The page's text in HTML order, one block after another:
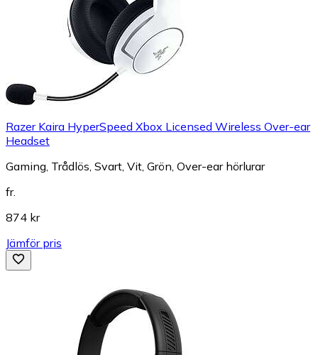
Razer Kaira HyperSpeed Xbox Licensed Wireless Over-ear
Headset
Gaming, Trådlös, Svart, Vit, Grön, Over-ear hörlurar
fr.
874 kr
Jämför pris